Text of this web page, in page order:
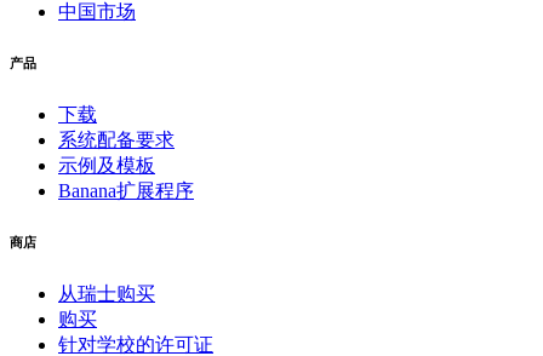
中国市场
产品
下载
系统配备要求
示例及模板
Banana扩展程序
商店
从瑞士购买
购买
针对学校的许可证